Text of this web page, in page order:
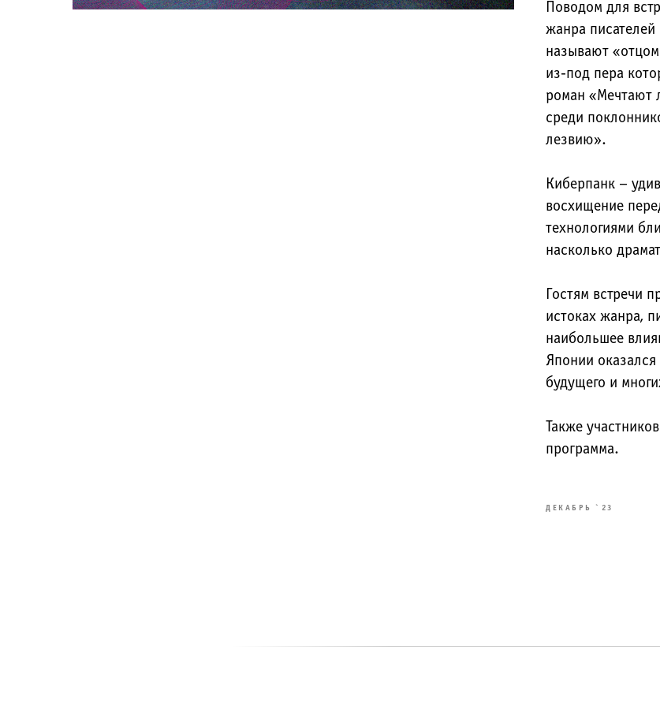
Поводом для
жанра писателей
называют
из-под пера
роман «Мечтают
среди
лезвию».
Киберпанк –
восхищение
технологиями
насколько
Гостям встречи
истоках жанра,
наибольшее
Японии оказался
будущего и
Также
программа.
ДЕКАБРЬ `23